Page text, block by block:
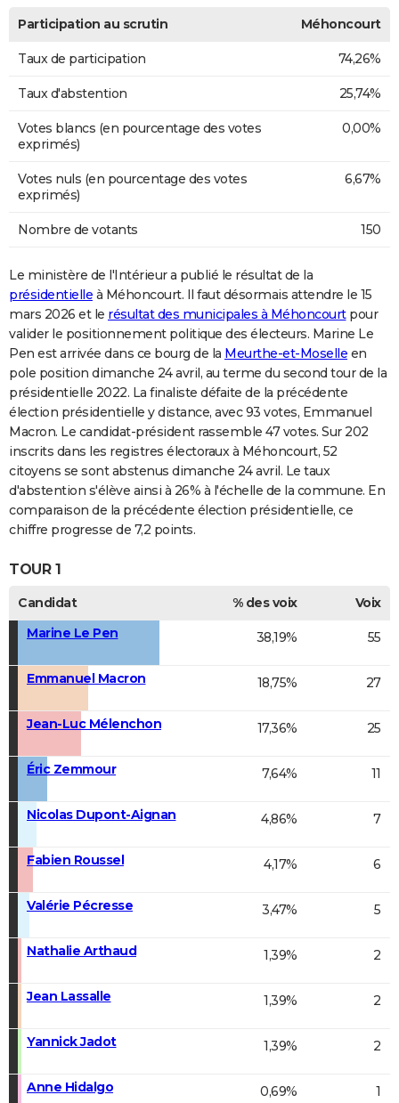
Participation au scrutin Méhoncourt
Taux de participation 74,26%
Taux d'abstention 25,74%
Votes blancs (en pourcentage des votes
exprimés)
0,00%
Votes nuls (en pourcentage des votes
exprimés)
6,67%
Nombre de votants 150
Le ministère de l'Intérieur a publié le résultat de la
présidentielle à Méhoncourt. Il faut désormais attendre le 15
mars 2026 et le résultat des municipales à Méhoncourtpour
valider le positionnement politique des électeurs. Marine Le
Pen est arrivée dans ce bourg de la Meurthe-et-Moselle en
pole position dimanche 24 avril, au terme du second tour de la
présidentielle 2022. La finaliste défaite de la précédente
élection présidentielle y distance, avec 93 votes, Emmanuel
Macron. Le candidat-président rassemble 47 votes. Sur 202
inscrits dans les registres électoraux à Méhoncourt, 52
citoyens se sont abstenus dimanche 24 avril. Le taux
d'abstention s'élève ainsi à 26% à l'échelle de la commune. En
comparaison de la précédente élection présidentielle, ce
chiffre progresse de 7,2 points.
TOUR 1
Candidat % des voix
Voix
Marine Le Pen
38,19% 55
Emmanuel Macron 18,75% 27
Jean-Luc Mélenchon 17,36% 25
Éric Zemmour 7,64% 11
Nicolas Dupont-Aignan 4,86% 7
Fabien Roussel 4,17% 6
Valérie Pécresse 3,47% 5
Nathalie Arthaud 1,39% 2
Jean Lassalle 1,39% 2
Yannick Jadot 1,39% 2
Anne Hidalgo 0,69% 1